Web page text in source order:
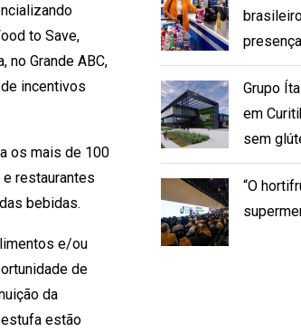
to Save,
Grande ABC,
incentivos
os mais de 100
restaurantes
bebidas.
e/ou
de
da
estão
Grupo
em
sem
“O